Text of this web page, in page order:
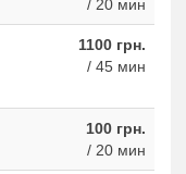
/ 20 мин
1100 грн.
/ 45 мин
100 грн.
/ 20 мин